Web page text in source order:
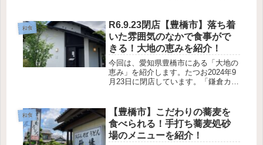
あなたのために、今回は実食してきた
ので、メニューや味を紹介します。
店...
和食
R6.9.23閉店【豊橋市】落ち着
いた雰囲気のなかで食事がで
きる！大地の恵みを紹介！
今回は、愛知県豊橋市にある「大地の
恵み」を紹介します。たつお2024年9
月23日に閉店しています。「鎌倉カフ
行って飲食してきた感想をお伝えしま
す。「大地の恵み」は、以前「鎌倉...
和食
【豊橋市】こだわりの蕎麦を
食べられる！手打ち蕎麦処砂
場のメニューを紹介！